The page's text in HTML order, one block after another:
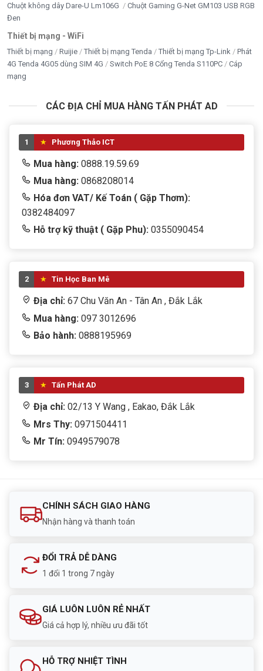
Không. Camera Wifi IMOU Ranger 2 Pro 5MP thiết kế
cho trong nhà. Ngoài trời nên chọnIMOU Cruiser
hoặcBullet.
Thông số kỹ thuật
Mã sản phẩm IPC-S2EP-5R1S
Góc quay 0°–355° ngang, -5°–80° dọc
Chuẩn nén H.265/H.264
Lưu trữ MicroSD ≤ 512GB, NVR, Cloud
Nguồn
Xuất xứ
Chuột không dây Dare-U Lm106G
Chuột Gaming G-Net GM103 USB RGB
Đen
Thiết bị mạng - WiFi
Thiết bị mạng Ruijie Thiết bị mạng Tenda Thiết bị mạng Tp-Link
Phát
4G Tenda 4G05 dùng SIM 4G
Switch PoE 8 Cổng Tenda S110PC
Cáp
mạng
CÁC ĐỊA CHỈ MUA HÀNG TẤN PHÁT AD
1 Phương Thảo ICT
Mua hàng: 0888.19.59.69
Mua hàng: 0868208014
Hóa đơn VAT/ Kế Toán ( Gặp Thơm):
0382484097
Hỗ trợ kỹ thuật ( Gặp Phu): 0355090454
2 Tin Học Ban Mê
Địa chỉ: 67 Chu Văn An - Tân An , Đắk Lắk
Mua hàng: 097 3012696
Bảo hành: 0888195969
3 Tấn Phát AD
Địa chỉ: 02/13 Y Wang , Eakao, Đắk Lắk
Mrs Thy: 0971504411
Mr Tín: 0949579078
CHÍNH SÁCH GIAO HÀNG
Nhận hàng và thanh toán
ĐỔI TRẢ DỄ DÀNG
1 đổi 1 trong 7 ngày
GIÁ LUÔN LUÔN RẺ NHẤT
Giá cả hợp lý, nhiều ưu đãi tốt
HỖ TRỢ NHIỆT TÌNH